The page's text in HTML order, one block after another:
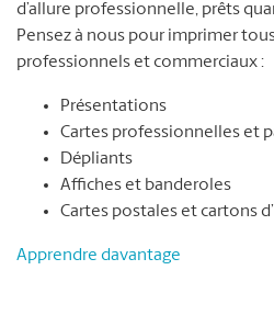
d’allure professionnelle, prêts
Pensez à nous pour imprimer
professionnels et commerciaux :
Présentations
Cartes professionnelles et
Dépliants
Affiches et banderoles
Cartes postales et cartons
Apprendre davantage